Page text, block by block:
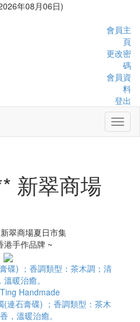
年08月06日)
會員主
頁
更改密
碼
會員資
料
登出
新翠商場
港手作品牌 ~
Handmade
連石膏碟) ；香調類型：茶木
，溫暖治癒。